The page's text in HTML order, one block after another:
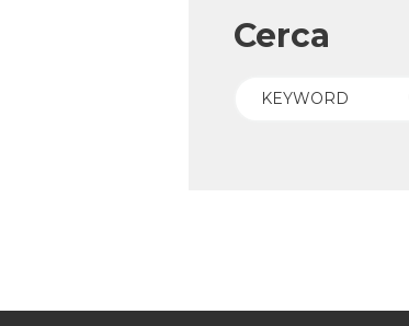
Cerca